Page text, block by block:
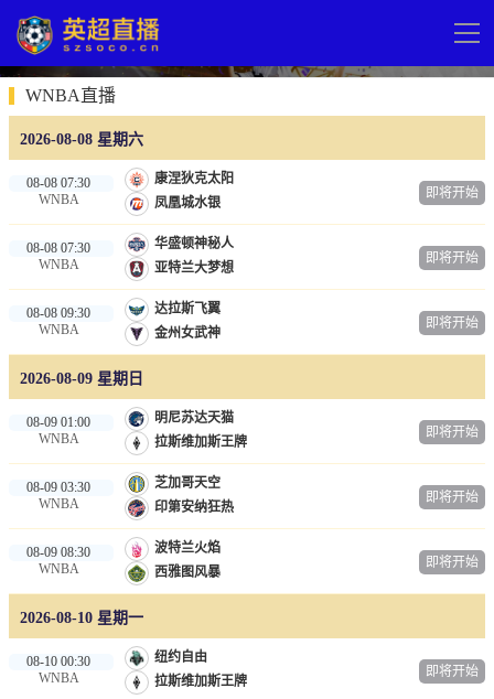
导
网站首页
英超直播
足球直播
法甲
西甲
欧冠杯
篮球直播
NBA
英超录像
WNBA直播
2026-08-08 星期六
08-08 07:30
WNBA
康涅狄克太阳
凤凰城水银
即将开始
08-08 07:30
WNBA
华盛顿神秘人
亚特兰大梦想
即将开始
08-08 09:30
WNBA
达拉斯飞翼
金州女武神
即将开始
2026-08-09 星期日
08-09 01:00
WNBA
明尼苏达天猫
拉斯维加斯王牌
即将开始
08-09 03:30
WNBA
芝加哥天空
印第安纳狂热
即将开始
08-09 08:30
WNBA
波特兰火焰
西雅图风暴
即将开始
2026-08-10 星期一
08-10 00:30
WNBA
纽约自由
拉斯维加斯王牌
即将开始